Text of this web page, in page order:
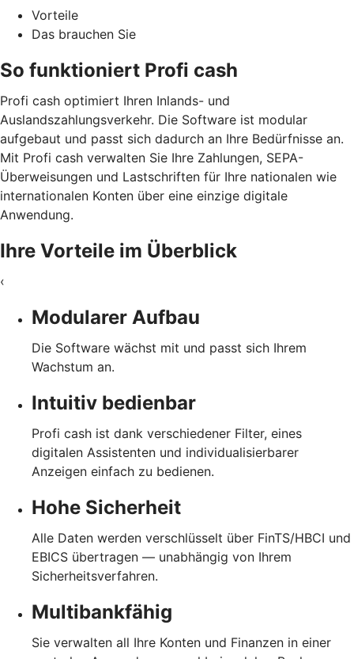
Vorteile
Das brauchen Sie
So funktioniert Profi cash
Profi cash optimiert Ihren Inlands- und
Auslandszahlungsverkehr. Die Software ist modular
aufgebaut und passt sich dadurch an Ihre Bedürfnisse an.
Mit Profi cash verwalten Sie Ihre Zahlungen, SEPA-
Überweisungen und Lastschriften für Ihre nationalen wie
internationalen Konten über eine einzige digitale
Anwendung.
Ihre Vorteile im Überblick
‹
Modularer Aufbau
Die Software wächst mit und passt sich Ihrem
Wachstum an.
Intuitiv bedienbar
Profi cash ist dank verschiedener Filter, eines
digitalen Assistenten und individualisierbarer
Anzeigen einfach zu bedienen.
Hohe Sicherheit
Alle Daten werden verschlüsselt über FinTS/HBCI und
EBICS übertragen — unabhängig von Ihrem
Sicherheitsverfahren.
Multibankfähig
Sie verwalten all Ihre Konten und Finanzen in einer